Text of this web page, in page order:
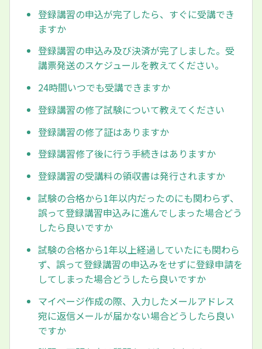
登録講習の申込が完了したら、すぐに受講でき
ますか
登録講習の申込み及び決済が完了しました。受
講票発送のスケジュールを教えてください。
24時間いつでも受講できますか
登録講習の修了試験について教えてください
登録講習の修了証はありますか
登録講習修了後に行う手続きはありますか
登録講習の受講料の領収書は発行されますか
試験の合格から1年以内だったのにも関わらず、
誤って登録講習申込みに進んでしまった場合どう
したら良いですか
試験の合格から1年以上経過していたにも関わら
ず、誤って登録講習の申込みをせずに登録申請を
してしまった場合どうしたら良いですか
マイページ作成の際、入力したメールアドレス
宛に返信メールが届かない場合どうしたら良い
ですか